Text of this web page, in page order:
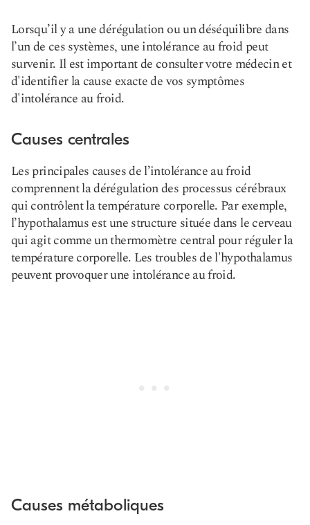
Lorsqu’il y a une dérégulation ou un déséquilibre dans
l’un de ces systèmes, une intolérance au froid peut
survenir. Il est important de consulter votre médecin et
d'identifier la cause exacte de vos symptômes
d'intolérance au froid.
Causes centrales
Les principales causes de l’intolérance au froid
comprennent la dérégulation des processus cérébraux
qui contrôlent la température corporelle. Par exemple,
l’hypothalamus est une structure située dans le cerveau
qui agit comme un thermomètre central pour réguler la
température corporelle. Les troubles de l'hypothalamus
peuvent provoquer une intolérance au froid.
Causes métaboliques